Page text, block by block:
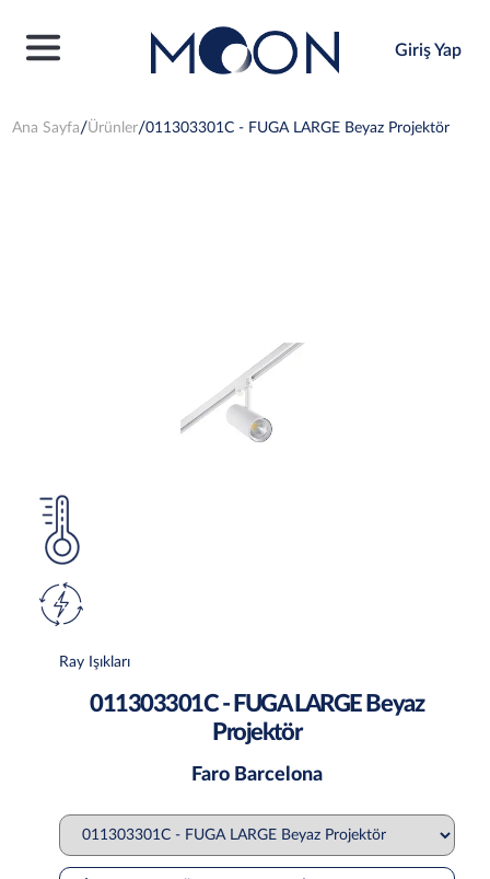
Giriş Yap
Ana Sayfa Ürünler 011303301C - FUGA LARGE Beyaz Projektör
Ray Işıkları
011303301C - FUGA LARGE Beyaz
Projektör
Faro Barcelona